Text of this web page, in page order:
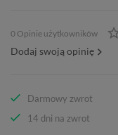
0 Opinie użytkowników
Dodaj swoją opinię
Darmowy zwrot
14 dni na zwrot